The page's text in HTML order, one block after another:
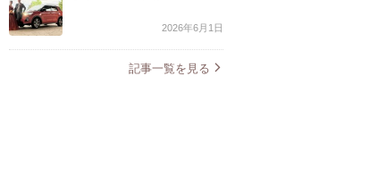
2026年6月1日
記事一覧を見る